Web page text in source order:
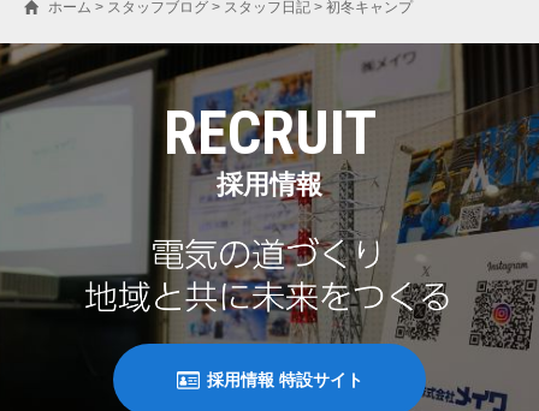
ホーム > スタッフブログ > スタッフ日記 > 初冬キャンプ
RECRUIT
採用情報
採用情報 特設サイト